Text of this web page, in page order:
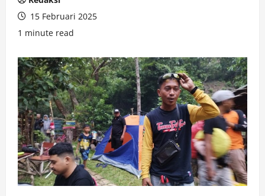
15 Februari 2025
1 minute read